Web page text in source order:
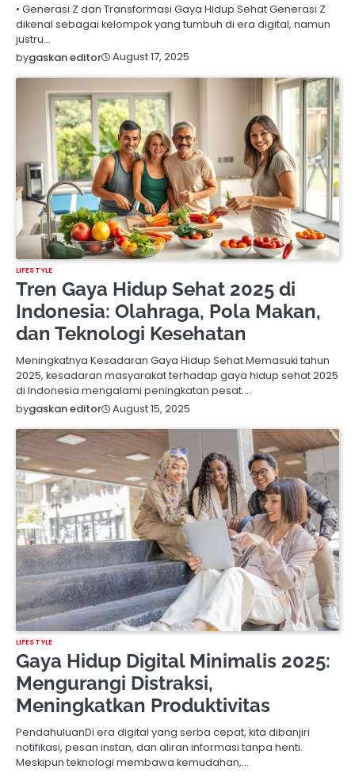
• Generasi Z dan Transformasi Gaya Hidup Sehat Generasi Z
dikenal sebagai kelompok yang tumbuh di era digital, namun
justru…
bygaskan editor August 17, 2025
LIFESTYLE
Tren Gaya Hidup Sehat 2025 di
Indonesia: Olahraga, Pola Makan,
dan Teknologi Kesehatan
Meningkatnya Kesadaran Gaya Hidup Sehat Memasuki tahun
2025, kesadaran masyarakat terhadap gaya hidup sehat 2025
di Indonesia mengalami peningkatan pesat.…
bygaskan editor August 15, 2025
LIFESTYLE
Gaya Hidup Digital Minimalis 2025:
Mengurangi Distraksi,
Meningkatkan Produktivitas
PendahuluanDi era digital yang serba cepat, kita dibanjiri
notifikasi, pesan instan, dan aliran informasi tanpa henti.
Meskipun teknologi membawa kemudahan,…